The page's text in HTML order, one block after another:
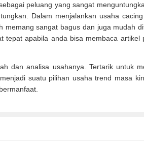
peluang yang sangat
Dalam menjalankan usaha
memang sangat bagus dan juga mudah
tepat apabila anda bisa membaca
dan analisa usahanya. Tertarik untuk
suatu pilihan usaha trend masa